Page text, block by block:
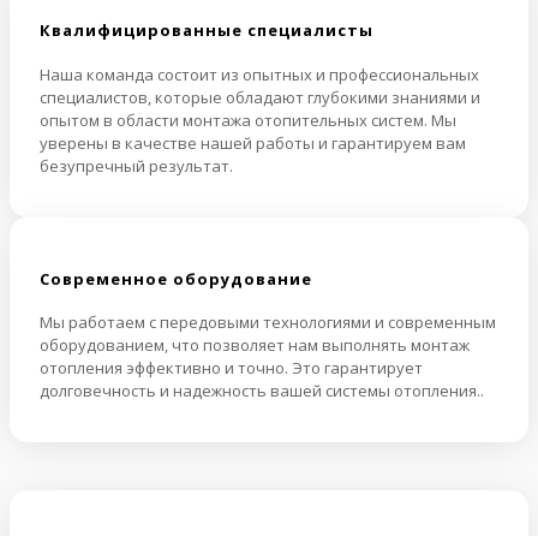
Квалифицированные специалисты
Наша команда состоит из опытных и профессиональных
специалистов, которые обладают глубокими знаниями и
опытом в области монтажа отопительных систем. Мы
уверены в качестве нашей работы и гарантируем вам
безупречный результат.
Cовременное оборудование
Мы работаем с передовыми технологиями и современным
оборудованием, что позволяет нам выполнять монтаж
отопления эффективно и точно. Это гарантирует
долговечность и надежность вашей системы отопления..